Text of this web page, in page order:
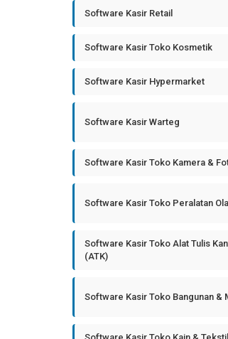
Software Kasir Retail
Software Kasir Toko Kosmetik
Software Kasir Hypermarket
Software Kasir Warteg
Software Kasir Toko Kamera &
Software Kasir Toko Peralatan
Software Kasir Toko Alat Tulis
(ATK)
Software Kasir Toko Bangunan &